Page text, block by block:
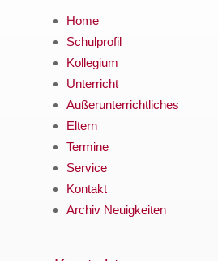
Home
Schulprofil
Kollegium
Unterricht
Außerunterrichtliches
Eltern
Termine
Service
Kontakt
Archiv Neuigkeiten